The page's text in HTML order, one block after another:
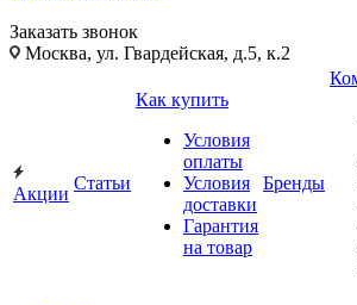
Заказать звонок
Москва, ул. Гвардейская, д.5, к.2
Акции
Статьи
Как купить
Условия
оплаты
Условия
доставки
Гарантия
на товар
Бренды